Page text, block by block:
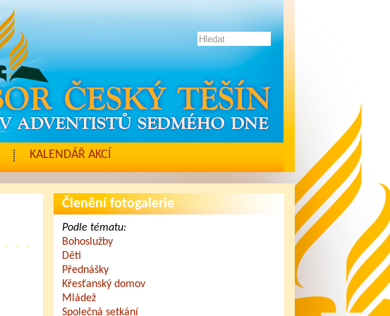
KALENDÁŘ AKCÍ
Členění fotogalerie
Podle tématu:
Bohoslužby
Děti
Přednášky
Křesťanský domov
Mládež
Společná setkání